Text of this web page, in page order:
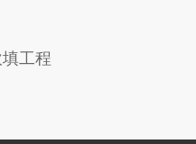
工程